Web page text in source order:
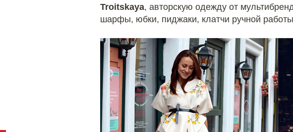
Troitskaya, авторскую одежду от
шарфы, юбки, пиджаки, клатчи ручной